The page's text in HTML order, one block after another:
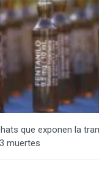
que exponen la
muertes